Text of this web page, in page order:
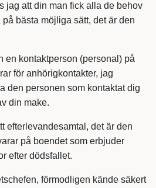
jag att din man fick alla de behov
bästa möjliga sätt, det är den
en kontaktperson (personal) på
för anhörigkontakter, jag
den personen som kontaktat dig
din make.
efterlevandesamtal, det är den
på boendet som erbjuder
efter dödsfallet.
förmodligen kände säkert